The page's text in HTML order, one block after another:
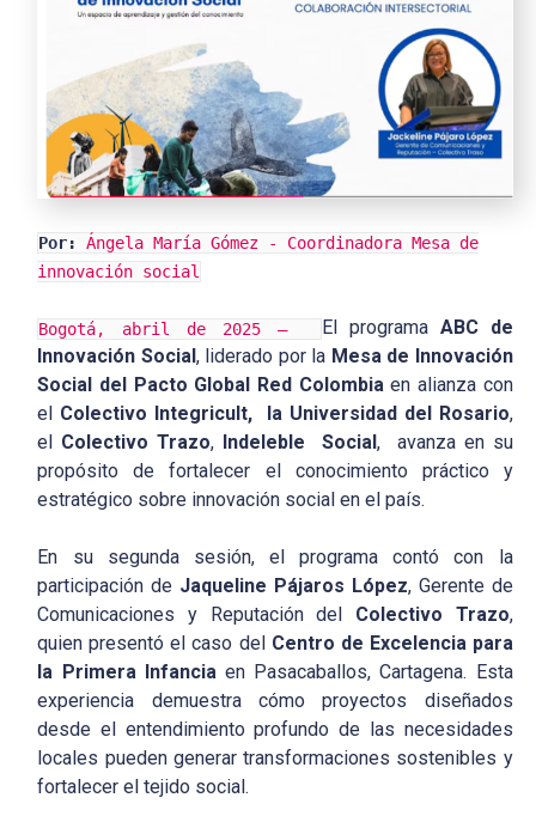
Por:
Ángela María Gómez - Coordinadora Mesa de
innovación social
Bogotá, abril de 2025 — El programa ABC de
Innovación Social, liderado por la Mesa de Innovación
Social del Pacto Global Red Colombia en alianza con
el Colectivo Integricult, la Universidad del Rosario,
el Colectivo Trazo, Indeleble Social, avanza en su
propósito de fortalecer el conocimiento práctico y
estratégico sobre innovación social en el país.
En su segunda sesión, el programa contó con la
participación de Jaqueline Pájaros López, Gerente de
Comunicaciones y Reputación del Colectivo Trazo,
quien presentó el caso del Centro de Excelencia para
la Primera Infancia en Pasacaballos, Cartagena. Esta
experiencia demuestra cómo proyectos diseñados
desde el entendimiento profundo de las necesidades
locales pueden generar transformaciones sostenibles y
fortalecer el tejido social.